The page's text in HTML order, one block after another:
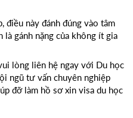
điều này đánh đúng vào tâm
gánh nặng của không ít gia
lòng liên hệ ngay với Du học
ngũ tư vấn chuyên nghiệp
đỡ làm hồ sơ xin visa du học